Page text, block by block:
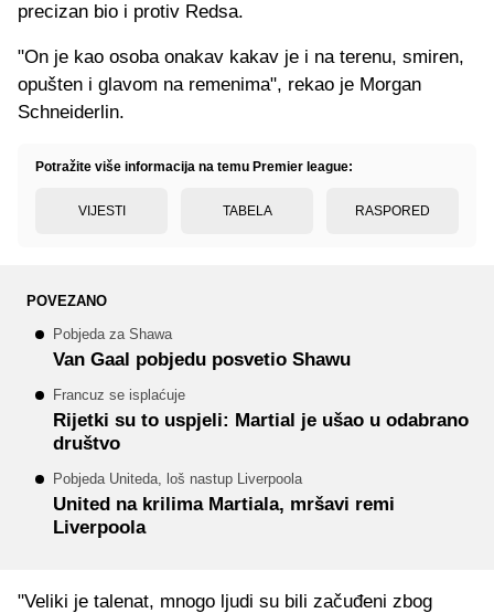
precizan bio i protiv Redsa.
"On je kao osoba onakav kakav je i na terenu, smiren,
opušten i glavom na remenima", rekao je Morgan
Schneiderlin.
Potražite više informacija na temu Premier league:
VIJESTI TABELA RASPORED
POVEZANO
Pobjeda za Shawa
Van Gaal pobjedu posvetio Shawu
Francuz se isplaćuje
Rijetki su to uspjeli: Martial je ušao u odabrano
društvo
Pobjeda Uniteda, loš nastup Liverpoola
United na krilima Martiala, mršavi remi
Liverpoola
"Veliki je talenat, mnogo ljudi su bili začuđeni zbog